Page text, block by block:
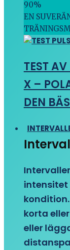
90%
EN
TEST
X –
DEN
intensitet
korta
eller